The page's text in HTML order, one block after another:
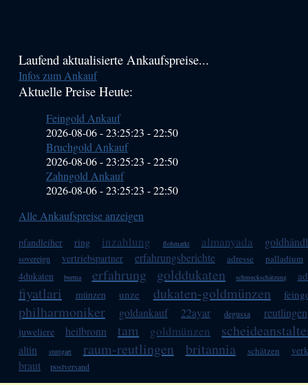
Haupt-
Sidebar
Laufend aktualisierte Ankaufspreise...
Infos zum Ankauf
Aktuelle Preise Heute:
Feingold Ankauf
2026-08-06 - 23:25:23 -22:50
Bruchgold Ankauf
2026-08-06 - 23:25:23 -22:50
Zahngold Ankauf
2026-08-06 - 23:25:23 -22:50
Alle Ankaufspreise anzeigen
pfandleiher ring inzahlung flohmarkt almanyada
sovereign vertriebspartner erfahrungsberichte adresse palladium
4dukaten burma erfahrung golddukaten schmuckschätzung
fiyatlari münzen unze dukaten-goldmünzen
philharmoniker goldankauf 22ayar degussa reutlingen
juweliere heilbronn tam goldmünzen
altin stuttgart raum-reutlingen britannia schätzen
braut postversand